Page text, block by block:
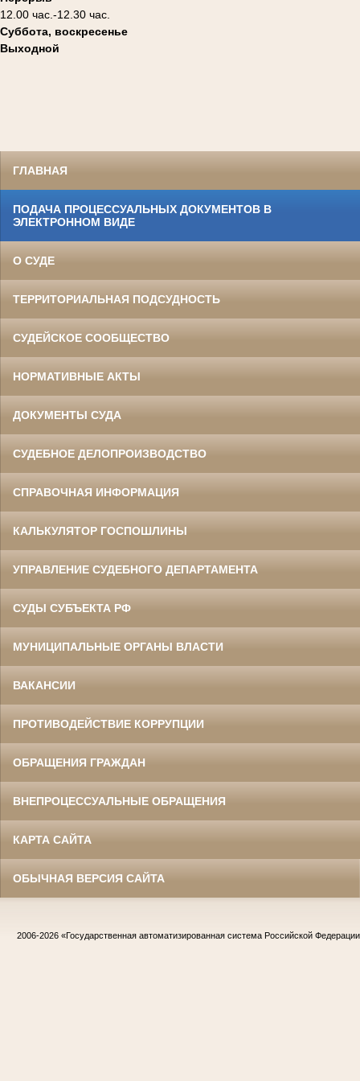
12.00 час.-12.30 час.
Суббота, воскресенье
Выходной
ГЛАВНАЯ
ПОДАЧА ПРОЦЕССУАЛЬНЫХ ДОКУМЕНТОВ В
ЭЛЕКТРОННОМ ВИДЕ
О СУДЕ
ТЕРРИТОРИАЛЬНАЯ ПОДСУДНОСТЬ
СУДЕЙСКОЕ СООБЩЕСТВО
НОРМАТИВНЫЕ АКТЫ
ДОКУМЕНТЫ СУДА
СУДЕБНОЕ ДЕЛОПРОИЗВОДСТВО
СПРАВОЧНАЯ ИНФОРМАЦИЯ
КАЛЬКУЛЯТОР ГОСПОШЛИНЫ
УПРАВЛЕНИЕ СУДЕБНОГО ДЕПАРТАМЕНТА
СУДЫ СУБЪЕКТА РФ
МУНИЦИПАЛЬНЫЕ ОРГАНЫ ВЛАСТИ
ВАКАНСИИ
ПРОТИВОДЕЙСТВИЕ КОРРУПЦИИ
ОБРАЩЕНИЯ ГРАЖДАН
ВНЕПРОЦЕССУАЛЬНЫЕ ОБРАЩЕНИЯ
КАРТА САЙТА
ОБЫЧНАЯ ВЕРСИЯ САЙТА
2006-2026 «Государственная автоматизированная система Российской